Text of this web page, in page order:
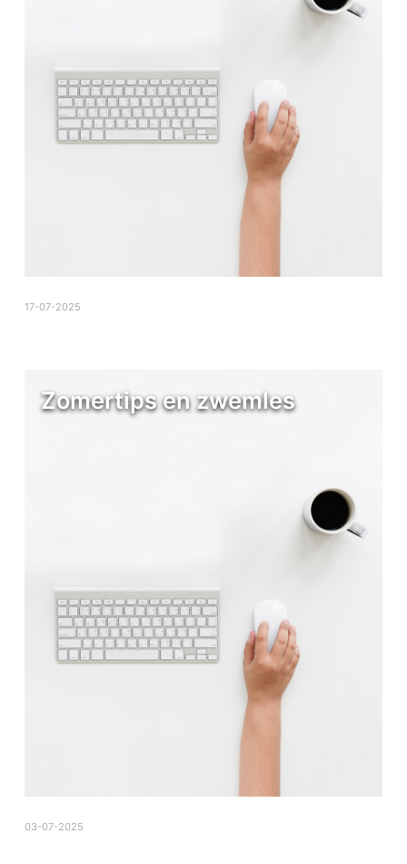
17-07-2025
Zomertips en zwemles
03-07-2025